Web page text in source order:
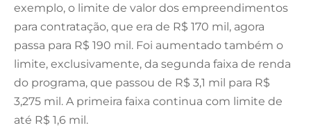
exemplo, o limite de valor dos empreendimentos
para contratação, que era de R$ 170 mil, agora
passa para R$ 190 mil. Foi aumentado também o
limite, exclusivamente, da segunda faixa de renda
do programa, que passou de R$ 3,1 mil para R$
3,275 mil. A primeira faixa continua com limite de
até R$ 1,6 mil.